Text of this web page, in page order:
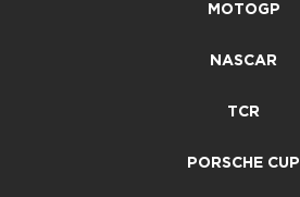
MOTOGP
NASCAR
TCR
PORSCHE CUP